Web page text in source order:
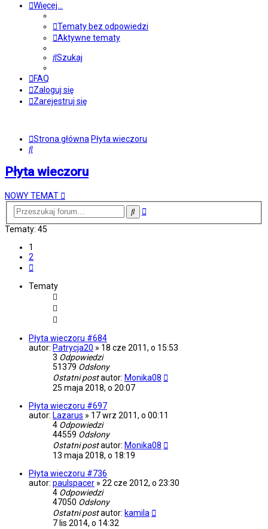
Więcej…
Tematy bez odpowiedzi
Aktywne tematy
Szukaj
FAQ
Zaloguj się
Zarejestruj się
Strona główna Płyta wieczoru
Szukaj
Płyta wieczoru
NOWY TEMAT
SzukajWyszukiwanie
Tematy: 45
1
2
Tematy
Płyta wieczoru #684
autor: Patrycja20 » 18 cze 2011, o 15:53
3 Odpowiedzi
51379 Odsłony
Ostatni postautor: Monika08
25 maja 2018, o 20:07
Płyta wieczoru #697
autor: Lazarus » 17 wrz 2011, o 00:11
4 Odpowiedzi
44559 Odsłony
Ostatni postautor: Monika08
13 maja 2018, o 18:19
Płyta wieczoru #736
autor: paulspacer » 22 cze 2012, o 23:30
4 Odpowiedzi
47050 Odsłony
Ostatni postautor: kamila
7 lis 2014, o 14:32